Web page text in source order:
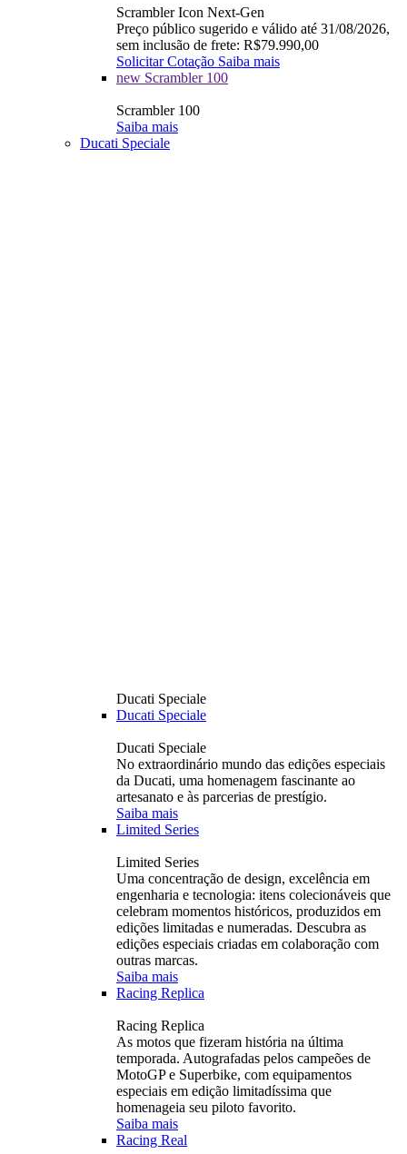
Scrambler Icon Next-Gen
Preço público sugerido e válido até 31/08/2026,
sem inclusão de frete: R$79.990,00
Solicitar Cotação Saiba mais
new Scrambler 100
Scrambler 100
Saiba mais
Ducati Speciale
Ducati Speciale
Ducati Speciale
Ducati Speciale
No extraordinário mundo das edições especiais
da Ducati, uma homenagem fascinante ao
artesanato e às parcerias de prestígio.
Saiba mais
Limited Series
Limited Series
Uma concentração de design, excelência em
engenharia e tecnologia: itens colecionáveis ​​que
celebram momentos históricos, produzidos em
edições limitadas e numeradas. Descubra as
edições especiais criadas em colaboração com
outras marcas.
Saiba mais
Racing Replica
Racing Replica
As motos que fizeram história na última
temporada. Autografadas pelos campeões de
MotoGP e Superbike, com equipamentos
especiais em edição limitadíssima que
homenageia seu piloto favorito.
Saiba mais
Racing Real